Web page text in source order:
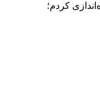
کردم؛